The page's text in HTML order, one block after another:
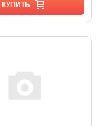
КУПИТЬ